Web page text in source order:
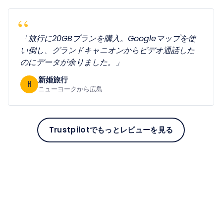
「旅行に20GBプランを購入。Googleマップを使
い倒し、グランドキャニオンからビデオ通話した
のにデータが余りました。」
H 新婚旅行
ニューヨークから広島
Trustpilotでもっとレビューを見る